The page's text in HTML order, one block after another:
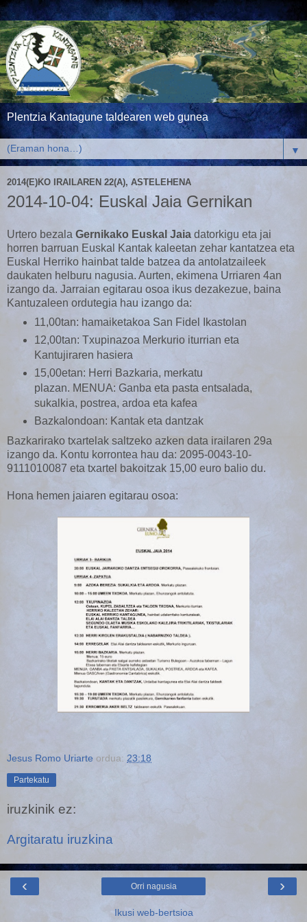
Plentzia Kantagune taldearen web gunea
▼
2014(E)KO IRAILAREN 22(A), ASTELEHENA
2014-10-04: Euskal Jaia Gernikan
Urtero bezala Gernikako Euskal Jaia datorkigu eta jai
horren barruan Euskal Kantak kaleetan zehar kantatzea eta
Euskal Herriko hainbat talde batzea da antolatzaileek
daukaten helburu nagusia. Aurten, ekimena Urriaren 4an
izango da. Jarraian egitarau osoa ikus dezakezue, baina
Kantuzaleen ordutegia hau izango da:
11,00tan: hamaiketakoa San Fidel Ikastolan
12,00tan: Txupinazoa Merkurio iturrian eta
Kantujiraren hasiera
15,00etan: Herri Bazkaria, merkatu
plazan. MENUA: Ganba eta pasta entsalada,
sukalkia, postrea, ardoa eta kafea
Bazkalondoan: Kantak eta dantzak
Bazkarirako txartelak saltzeko azken data irailaren 29a
izango da. Kontu korrontea hau da: 2095-0043-10-
9111010087 eta txartel bakoitzak 15,00 euro balio du.
Hona hemen jaiaren egitarau osoa:
Jesus Romo Uriarte ordua: 23:18
Partekatu
iruzkinik ez:
Argitaratu iruzkina
‹ ›
Orri nagusia
Ikusi web-bertsioa